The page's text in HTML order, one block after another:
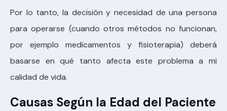
Por lo tanto, la decisión y necesidad de una persona
para operarse (cuando otros métodos no funcionan,
por ejemplo medicamentos y fisioterapia) deberá
basarse en qué tanto afecta este problema a mi
calidad de vida.
Causas Según la Edad del Paciente